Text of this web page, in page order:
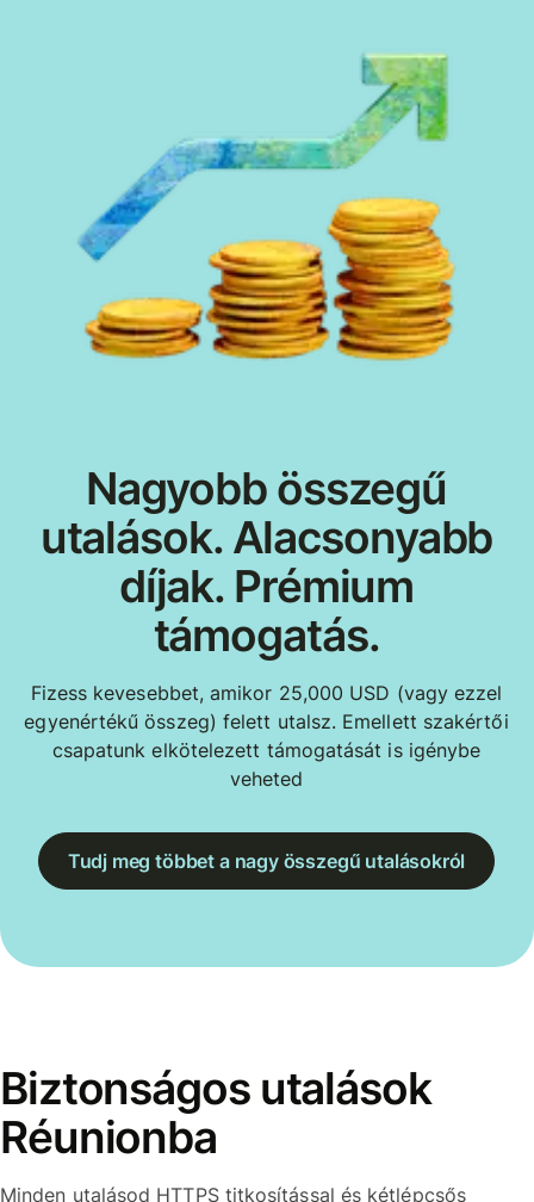
Nagyobb összegű
utalások. Alacsonyabb
díjak. Prémium
támogatás.
Fizess kevesebbet, amikor 25,000 USD (vagy ezzel
egyenértékű összeg) felett utalsz. Emellett szakértői
csapatunk elkötelezett támogatását is igénybe
veheted
Tudj meg többet a nagy összegű utalásokról
Biztonságos utalások
Réunionba
Minden utalásod HTTPS titkosítással és kétlépcsős